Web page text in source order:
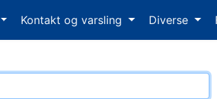
Kontakt og varsling Diverse